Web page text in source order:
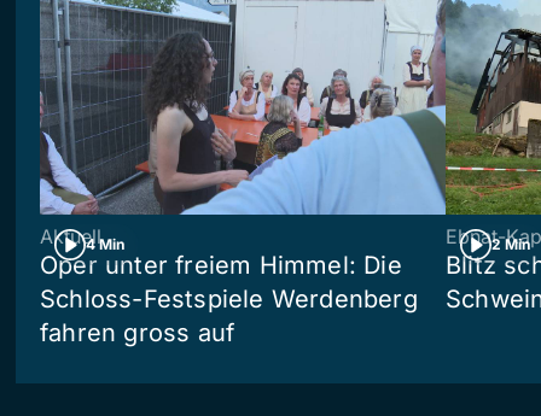
4 Min
Aktuell
Oper unter freiem Himmel: Die
Schloss-Festspiele Werdenberg
fahren gross auf
2 Min
Ebnat-
Blitz